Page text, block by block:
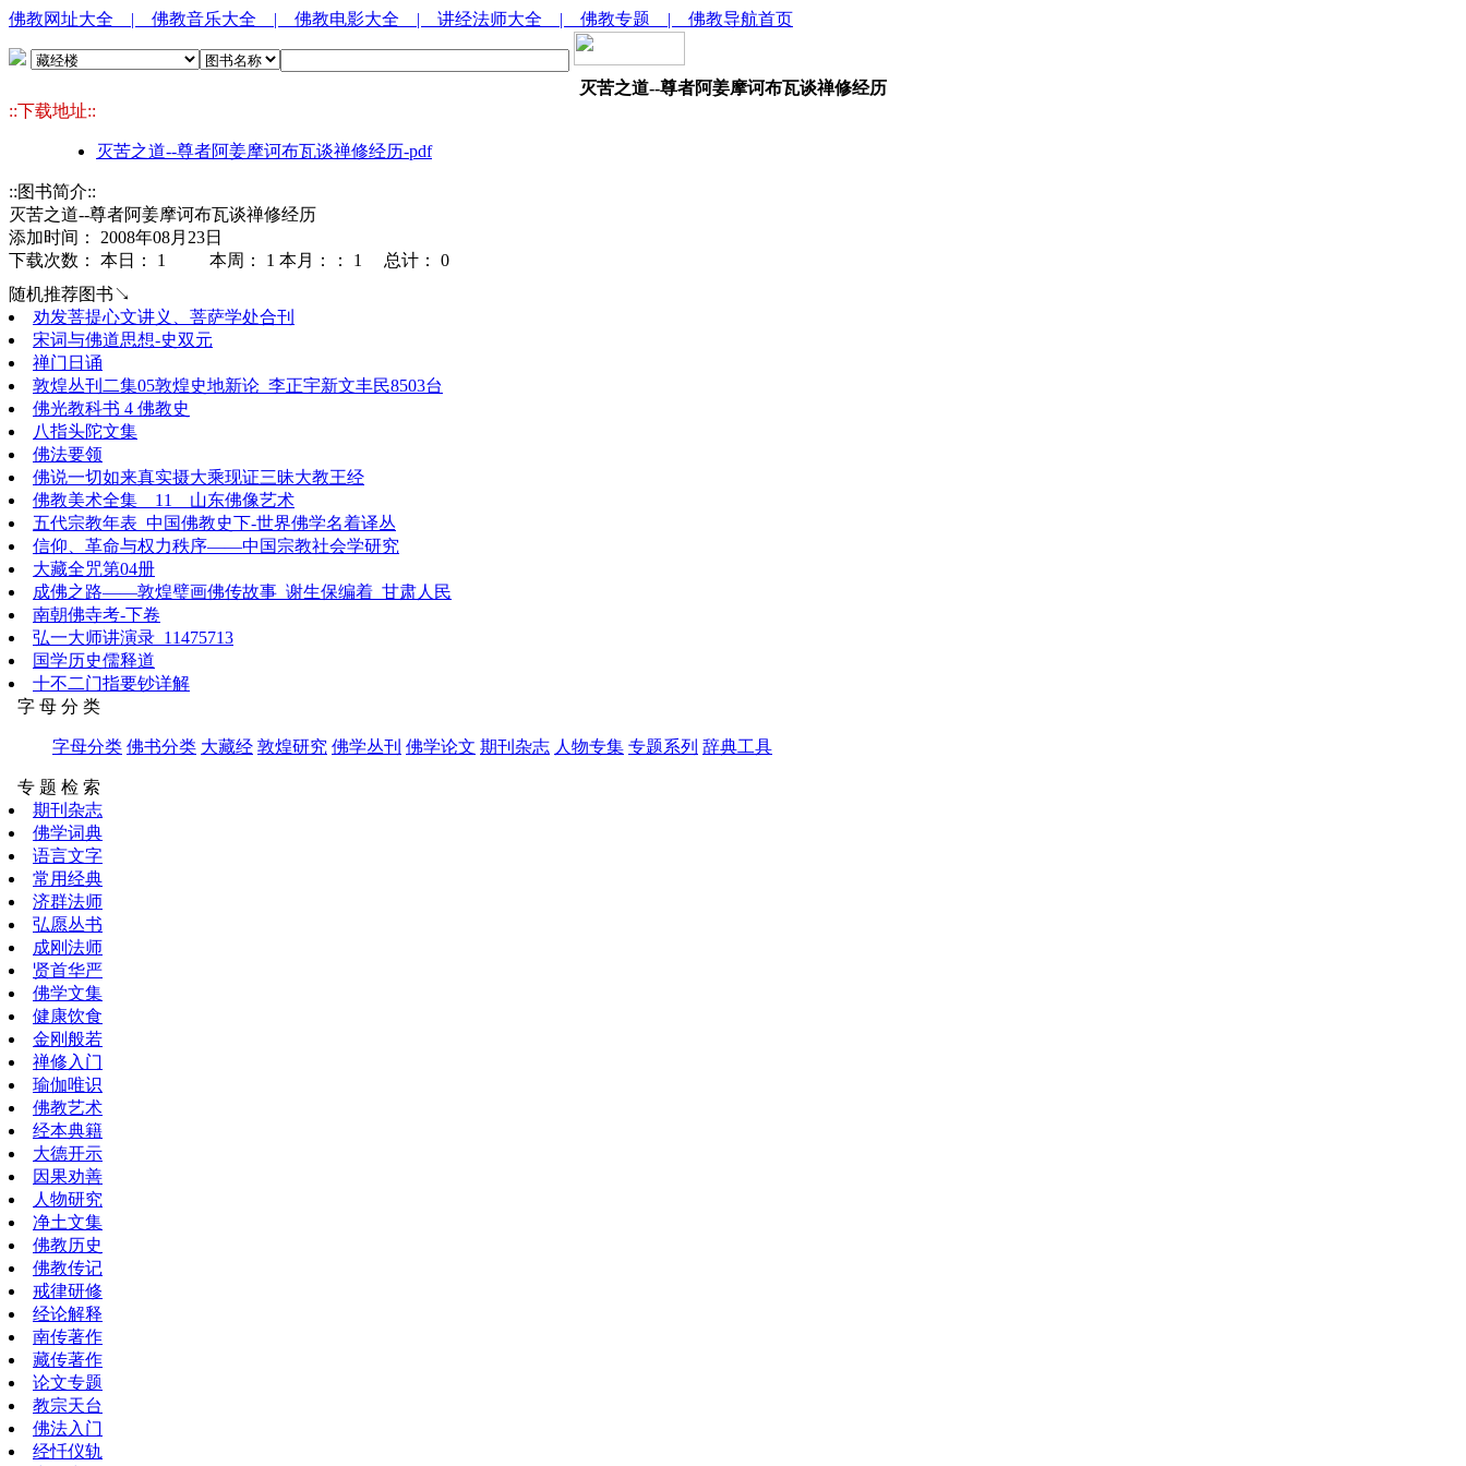
佛教网址大全 | 佛教音乐大全 | 佛教电影大全 | 讲经法师大全 | 佛教专题 | 佛教导航首页
灭苦之道--尊者阿姜摩诃布瓦谈禅修经历
::下载地址::
灭苦之道--尊者阿姜摩诃布瓦谈禅修经历-pdf
::图书简介::
灭苦之道--尊者阿姜摩诃布瓦谈禅修经历
添加时间： 2008年08月23日
下载次数： 本日： 1 本周： 1 本月：： 1 总计： 0
随机推荐图书↘
劝发菩提心文讲义、菩萨学处合刊
宋词与佛道思想-史双元
禅门日诵
敦煌丛刊二集05敦煌史地新论_李正宇新文丰民8503台
佛光教科书 4 佛教史
八指头陀文集
佛法要领
佛说一切如来真实摄大乘现证三昧大教王经
佛教美术全集__11__山东佛像艺术
五代宗教年表_中国佛教史下-世界佛学名着译丛
信仰、革命与权力秩序——中国宗教社会学研究
大藏全咒第04册
成佛之路——敦煌璧画佛传故事_谢生保编着_甘肃人民
南朝佛寺考-下卷
弘一大师讲演录_11475713
国学历史儒释道
十不二门指要钞详解
字 母 分 类
字母分类 佛书分类 大藏经 敦煌研究 佛学丛刊 佛学论文 期刊杂志 人物专集 专题系列 辞典工具
专 题 检 索
期刊杂志
佛学词典
语言文字
常用经典
济群法师
弘愿丛书
成刚法师
贤首华严
佛学文集
健康饮食
金刚般若
禅修入门
瑜伽唯识
佛教艺术
经本典籍
大德开示
因果劝善
人物研究
净土文集
佛教历史
佛教传记
戒律研修
经论解释
南传著作
藏传著作
论文专题
教宗天台
佛法入门
经忏仪轨